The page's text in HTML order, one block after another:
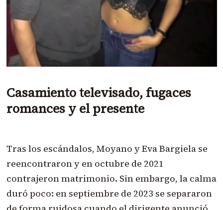
Casamiento televisado, fugaces
romances y el presente
Tras los escándalos, Moyano y Eva Bargiela se
reencontraron y en octubre de 2021
contrajeron matrimonio. Sin embargo, la calma
duró poco: en septiembre de 2023 se separaron